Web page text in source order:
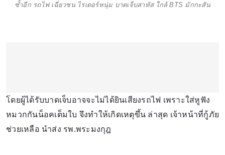
ซ้ำอีก รถไฟ เฉี่ยวชน ไรเดอร์หนุ่ม บาดเจ็บสาหัส ใกล้ BTS มักกะสัน
โดยผู้ได้รับบาดเจ็บอาจจะไม่ได้ยินเสียงรถไฟ เพราะใส่หูฟัง
หมวกกันน็อคเต็มใบ จึงทำให้เกิดเหตุขึ้น ล่าสุด เจ้าหน้าที่กู้ภัย
ช่วยเหลือ นำส่ง รพ.พระมงกุฎ